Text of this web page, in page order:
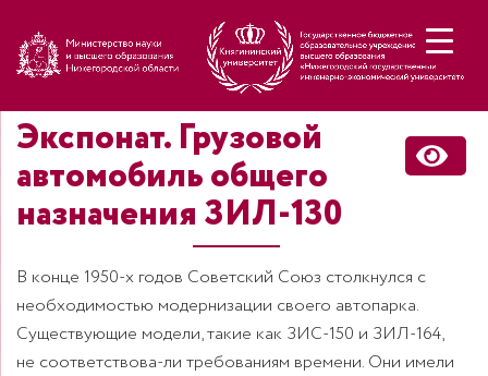
Экспонат. Грузовой
автомобиль общего
назначения ЗИЛ-130
В конце 1950-х годов Советский Союз столкнулся с
необходимостью модернизации своего автопарка.
Существующие модели, такие как ЗИС-150 и ЗИЛ-164,
не соответствова-ли требованиям времени. Они имели